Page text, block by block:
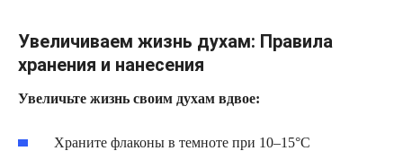
Увеличиваем жизнь духам: Правила
хранения и нанесения
Увеличьте жизнь своим духам вдвое:
Храните флаконы в темноте при 10–15°C